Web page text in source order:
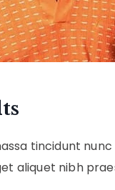
tincidunt
aliquet nibh